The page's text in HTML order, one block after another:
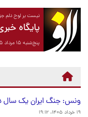
نیست بر لوح دلم
پایگاه
پنج‌شنبه ۱۵ مرداد ۱۴۰۵ برابر با ۰۶ آگوست ۲۰۲۶
ونس: جنگ ایران یک سال
۱۹ خرداد ۱۴۰۵، ۱۹:۱۲